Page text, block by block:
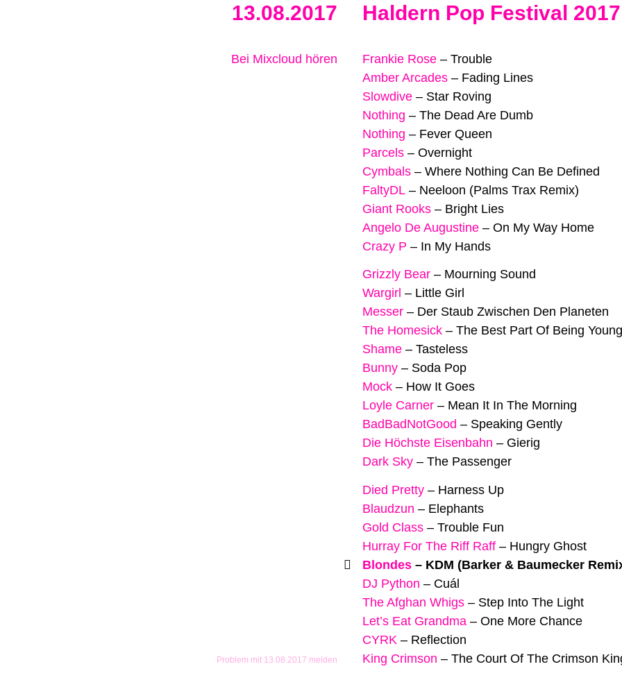
13.08.2017 Haldern Pop Festival 2017
Bei Mixcloud hören
Problem mit 13.08.2017 melden
Frankie Rose – Trouble
Amber Arcades – Fading Lines
Slowdive – Star Roving
Nothing – The Dead Are Dumb
Nothing – Fever Queen
Parcels – Overnight
Cymbals – Where Nothing Can Be Defined
FaltyDL – Neeloon (Palms Trax Remix)
Giant Rooks – Bright Lies
Angelo De Augustine – On My Way Home
Crazy P – In My Hands
Grizzly Bear – Mourning Sound
Wargirl – Little Girl
Messer – Der Staub Zwischen Den Planeten
The Homesick – The Best Part Of Being
Shame – Tasteless
Bunny – Soda Pop
Mock – How It Goes
Loyle Carner – Mean It In The Morning
BadBadNotGood – Speaking Gently
Die Höchste Eisenbahn – Gierig
Dark Sky – The Passenger
Died Pretty – Harness Up
Blaudzun – Elephants
Gold Class – Trouble Fun
Hurray For The Riff Raff – Hungry Ghost
Blondes – KDM (Barker & Baumecker
DJ Python – Cuál
The Afghan Whigs – Step Into The Light
Let’s Eat Grandma – One More Chance
CYRK – Reflection
King Crimson – The Court Of The Crimson